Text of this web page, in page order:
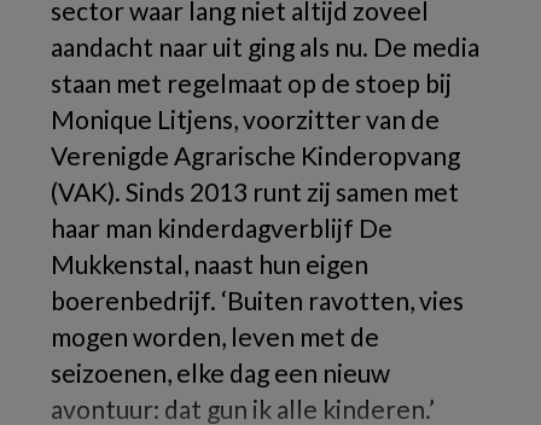
sector waar lang niet altijd zoveel
aandacht naar uit ging als nu. De media
staan met regelmaat op de stoep bij
Monique Litjens, voorzitter van de
Verenigde Agrarische Kinderopvang
(VAK). Sinds 2013 runt zij samen met
haar man kinderdagverblijf De
Mukkenstal, naast hun eigen
boerenbedrijf. ‘Buiten ravotten, vies
mogen worden, leven met de
seizoenen, elke dag een nieuw
avontuur: dat gun ik alle kinderen.’